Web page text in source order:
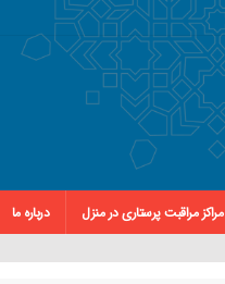
مراکز مراقبت پرستاری در منزل درباره ما